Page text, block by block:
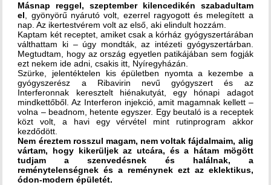
Másnap reggel, szeptember kilencedikén szabadultam
el , gyönyörű nyárutó volt, ezerrel ragyogott és melegített a
nap. Az ikertestvérem volt az első, aki elindult hozzám.
Kaptam két receptet, amiket csak a kórház gyógyszertárában
válthattam ki – úgy mondták, az intézeti gyógyszertárban.
Megtudtam, hogy az ország egyetlen patikájában sem fogják
ezt nekem ide adni, csakis itt, Nyíregyházán.
Szürke, jelentéktelen kis épületben nyomta a kezembe a
gyógyszerész a Ribavirin nevű gyógyszert és az
Interferonnak keresztelt hiénakutyát, egy hónapi adagot
mindkettőből. Az Interferon injekció, amit magamnak kellett –
volna – beadnom, hetente egyszer. Egy beutaló is a receptek
közt volt, a havi egy vérvétel mint rutinprogram akkor
kezdődött.
Nem éreztem rosszul magam, nem voltak fájdalmaim, alig
vártam, hogy kikerüljek az utcára, és a hátam mögött
tudjam a szenvedésnek és halálnak, a
reménytelenségnek és a reménynek ezt az eklektikus,
ódon-modern épületét.